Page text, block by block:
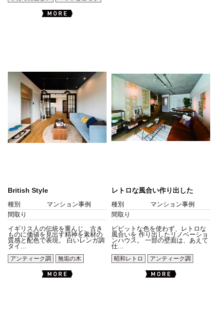
British Style
種別
マンション事例
間取り
イギリス人の伝統を重んじ、古き
ものに価値を見出す精神を素材の
質感と配色で表現。 白いレンガ調
タイ...
アンティーク調
無垢の木
レトロな風合い作り出した
種別
マンション事例
間取り
ビビットな色を使わず、レトロな
風合いを 作り出したリノベーショ
ンハウス。 一部の壁面は、あえて
仕...
昭和レトロ
アンティーク調